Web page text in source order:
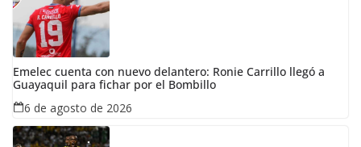
Emelec cuenta con nuevo delantero: Ronie Carrillo llegó a
Guayaquil para fichar por el Bombillo
6 de agosto de 2026